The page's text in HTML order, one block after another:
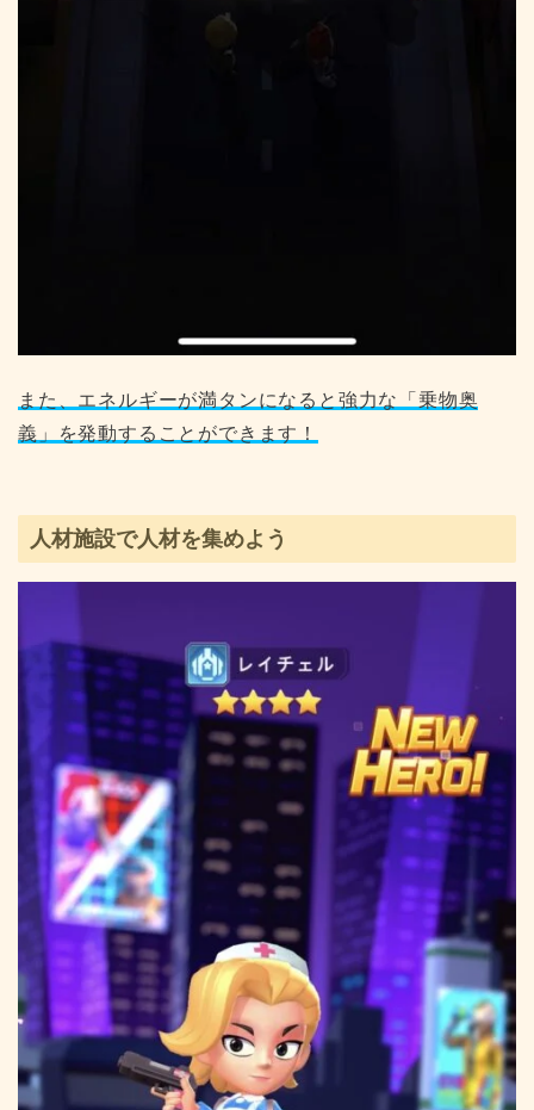
また、エネルギーが満タンになると強力な「乗物奥
義」を発動することができます！
人材施設で人材を集めよう